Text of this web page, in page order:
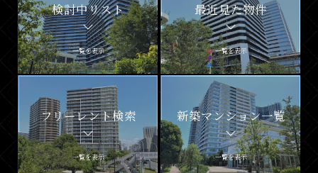
検討中リスト
一覧を表示
最近見た物件
一覧を表示
フリーレント検索
一覧を表示
新築マンション一覧
一覧を表示